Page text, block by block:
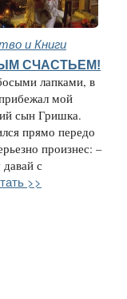
и Книги
СЧАСТЬЕМ!
лапками, в
мой
сын Гришка.
прямо передо
произнес: –
с
>>